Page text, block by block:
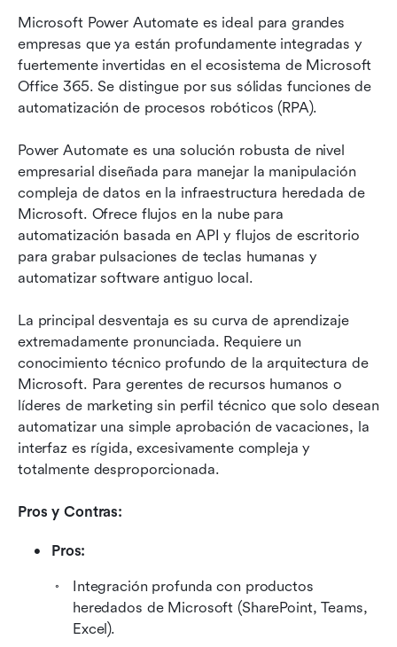
Microsoft Power Automate es ideal para grandes
empresas que ya están profundamente integradas y
fuertemente invertidas en el ecosistema de Microsoft
Office 365. Se distingue por sus sólidas funciones de
automatización de procesos robóticos (RPA).
Power Automate es una solución robusta de nivel
empresarial diseñada para manejar la manipulación
compleja de datos en la infraestructura heredada de
Microsoft. Ofrece flujos en la nube para
automatización basada en API y flujos de escritorio
para grabar pulsaciones de teclas humanas y
automatizar software antiguo local.
La principal desventaja es su curva de aprendizaje
extremadamente pronunciada. Requiere un
conocimiento técnico profundo de la arquitectura de
Microsoft. Para gerentes de recursos humanos o
líderes de marketing sin perfil técnico que solo desean
automatizar una simple aprobación de vacaciones, la
interfaz es rígida, excesivamente compleja y
totalmente desproporcionada.
Pros y Contras:
Pros:
Integración profunda con productos
heredados de Microsoft (SharePoint, Teams,
Excel).